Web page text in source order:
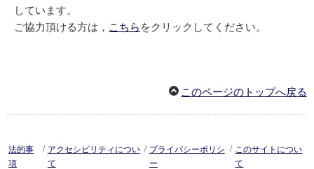
しています。
ご協力頂ける方は， こちら をクリックしてください。
このページのトップへ戻る
法的事
項
/ アクセシビリティについ
て
/ プライバシーポリシ
ー
/ このサイトについ
て